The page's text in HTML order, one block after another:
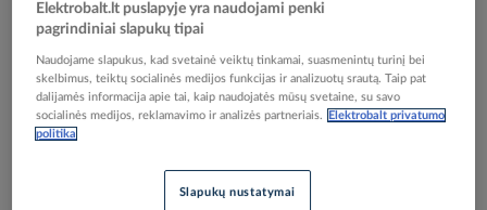
Reali prekė gali skirtis nuo pavaizduotos nuotraukoje
CAPVIS, TORIX - LEGRAND
Elektrobalt.lt puslapyje yra naudojami penki
pagrindiniai slapukų tipai
Naudojame slapukus, kad svetainė veiktų tinkamai, suasmenintų turinį bei
skelbimus, teiktų socialinės medijos funkcijas ir analizuotų srautą. Taip pat
dalijamės informacija apie tai, kaip naudojatės mūsų svetaine, su savo
socialinės medijos, reklamavimo ir analizės partneriais.
Elektrobalt privatumo
politika
Slapukų nustatymai